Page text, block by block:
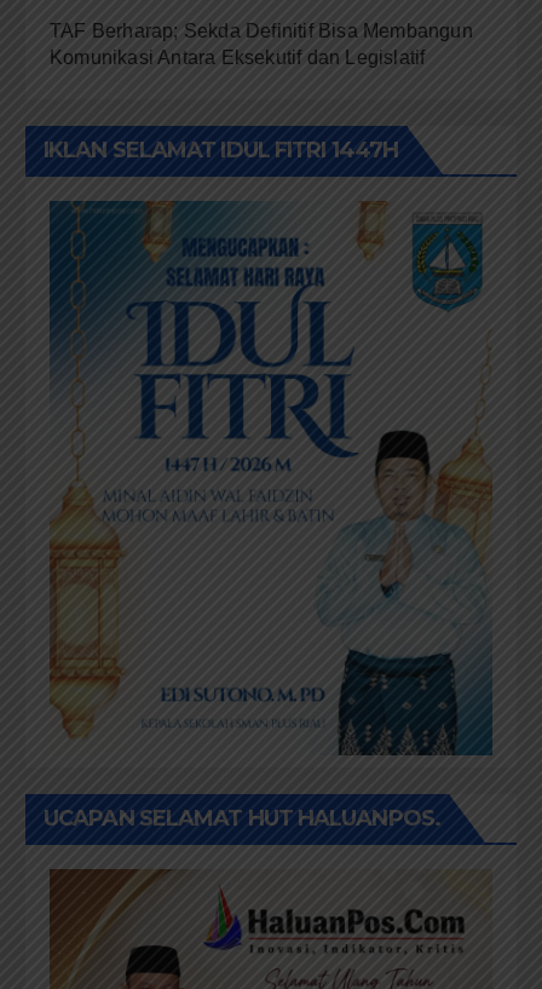
TAF Berharap; Sekda Definitif Bisa Membangun
Komunikasi Antara Eksekutif dan Legislatif
IKLAN SELAMAT IDUL FITRI 1447H
UCAPAN SELAMAT HUT HALUANPOS.